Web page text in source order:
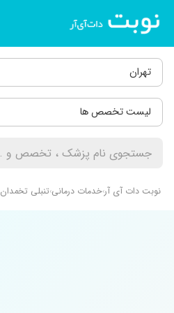
تهران
لیست تخصص ها
نوبت دات آی آرخدمات درمانی تنبلی تخمدان